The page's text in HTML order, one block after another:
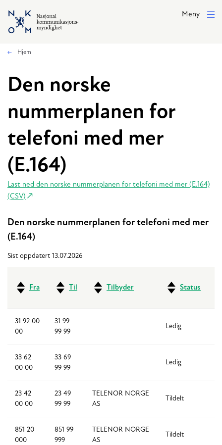
Hopp til hovedinnhold
Meny
Hjem
Den norske
nummerplanen for
telefoni med mer
(E.164)
Last ned den norske nummerplanen for telefoni med mer (E.164)
(CSV)
Den norske nummerplanen for telefoni med mer
(E.164)
Sist oppdatert 13.07.2026
Fra Til Tilbyder Status
31 92 00
00
31 99
99 99
Ledig
33 62
00 00
33 69
99 99
Ledig
23 42
00 00
23 49
99 99
TELENOR NORGE
AS
Tildelt
851 20
000
851 99
999
TELENOR NORGE
AS
Tildelt